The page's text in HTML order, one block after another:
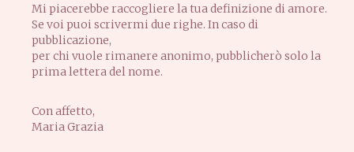
Mi piacerebbe raccogliere la tua definizione di amore.
Se voi puoi scrivermi due righe. In caso di
pubblicazione,
per chi vuole rimanere anonimo, pubblicherò solo la
prima lettera del nome.
Con affetto,
Maria Grazia